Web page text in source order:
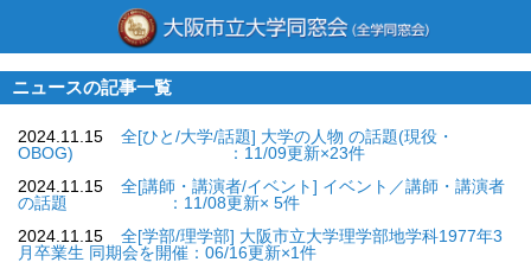
ニュースの記事一覧
2024.11.15
全[ひと/大学/話題] 大学の人物 の話題(現役・
OBOG) ：11/09更新×23件
2024.11.15
全[講師・講演者/イベント] イベント／講師・講演者
の話題 ：11/08更新× 5件
2024.11.15
全[学部/理学部] 大阪市立大学理学部地学科1977年3
月卒業生 同期会を開催：06/16更新×1件